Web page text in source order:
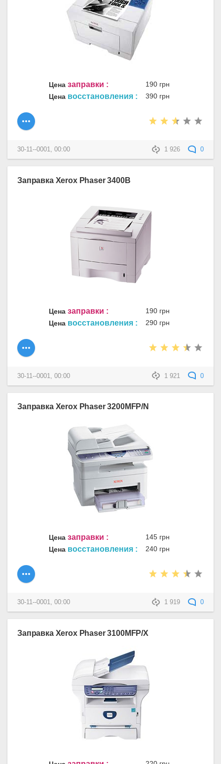
Цена заправки :
190 грн
Цена восстановления : 390 грн
1 926 0
30-11--0001, 00:00
Заправка Xerox Phaser 3400B
Цена заправки :
190 грн
Цена восстановления : 290 грн
1 921 0
30-11--0001, 00:00
Заправка Xerox Phaser 3200MFP/N
Цена заправки :
145 грн
Цена восстановления : 240 грн
1 919 0
30-11--0001, 00:00
Заправка Xerox Phaser 3100MFP/X